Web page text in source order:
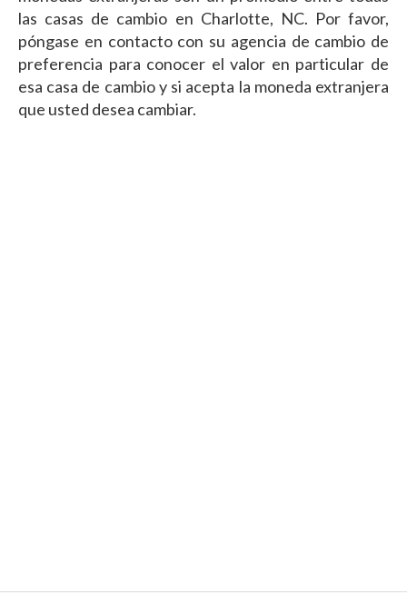
las casas de cambio en Charlotte, NC. Por favor,
póngase en contacto con su agencia de cambio de
preferencia para conocer el valor en particular de
esa casa de cambio y si acepta la moneda extranjera
que usted desea cambiar.